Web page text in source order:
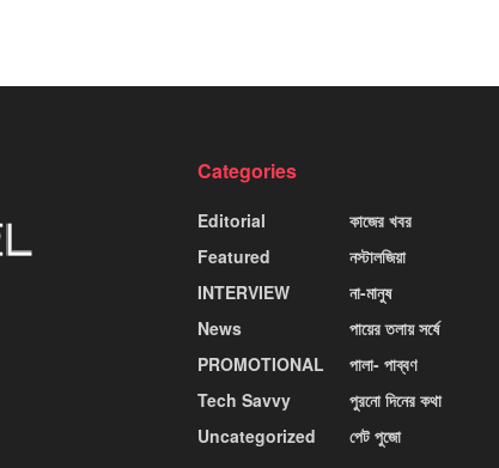
Categories
Editorial
Featured
INTERVIEW
News
PROMOTIONAL
Tech Savvy
Uncategorized
কাজের খবর
নস্টালজিয়া
না-মানুষ
পায়ের তলায় সর্ষে
পালা- পাব্বণ
পুরনো দিনের কথা
পেট পুজো